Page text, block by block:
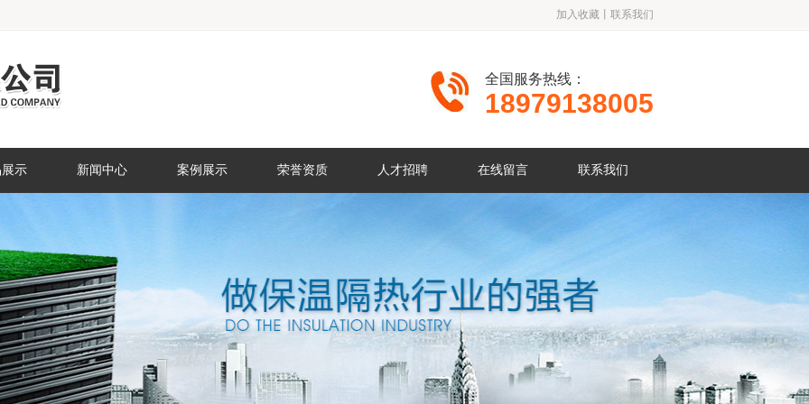
加入收藏丨 联系我们
全国服务热线：
18979138005
示 新闻中心 案例展示 荣誉资质 人才招聘 在线留言 联系我们